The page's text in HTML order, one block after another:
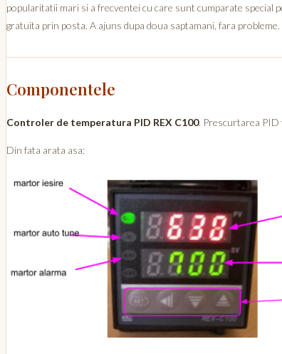
popularitatii mari si a frecventei cu care sunt cumparate special
gratuita prin posta. A ajuns dupa doua saptamani, fara probleme.
Componentele
Controler de temperatura PID REX C100. Prescurtarea PID
Din fata arata asa: